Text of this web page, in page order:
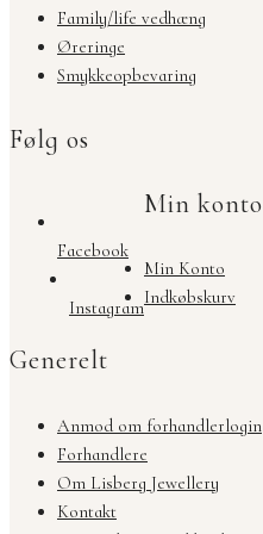
Family/life vedhæng
Øreringe
Smykkeopbevaring
Følg os
Facebook
Instagram
Min konto
Min Konto
Indkøbskurv
Generelt
Anmod om forhandlerlogin
Forhandlere
Om Lisberg Jewellery
Kontakt